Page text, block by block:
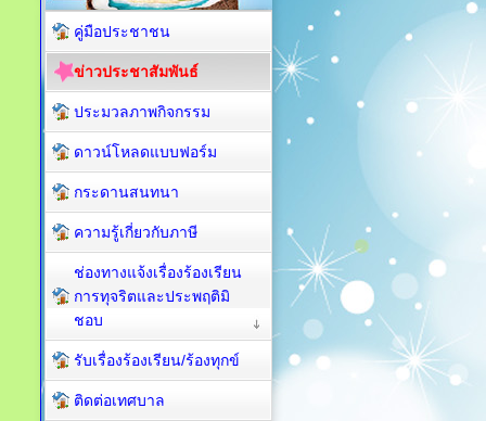
คู่มือประชาชน
ข่าวประชาสัมพันธ์
ประมวลภาพกิจกรรม
ดาวน์โหลดแบบฟอร์ม
กระดานสนทนา
ความรู้เกี่ยวกับภาษี
ช่องทางแจ้งเรื่องร้องเรียน
การทุจริตและประพฤติมิ
ชอบ
รับเรื่องร้องเรียน/ร้องทุกข์
ติดต่อเทศบาล